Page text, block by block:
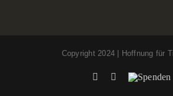
Copyright 2024 | Hoffnung für
FacebookInstagram
Spenden